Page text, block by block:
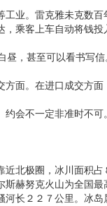
。雷克雅未克数
乘客上车自动将钱
甚至可以看书写
。在进口成交方
不一定非准时不
极圈，冰川面积
赫努克火山为全
长２２７公里。冰